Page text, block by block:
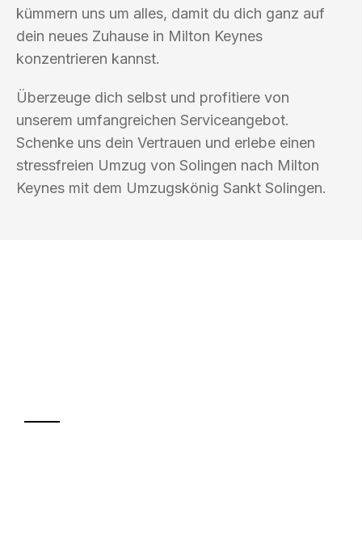
kümmern uns um alles, damit du dich ganz auf
dein neues Zuhause in Milton Keynes
konzentrieren kannst.
Überzeuge dich selbst und profitiere von
unserem umfangreichen Serviceangebot.
Schenke uns dein Vertrauen und erlebe einen
stressfreien Umzug von Solingen nach Milton
Keynes mit dem Umzugskönig Sankt Solingen.